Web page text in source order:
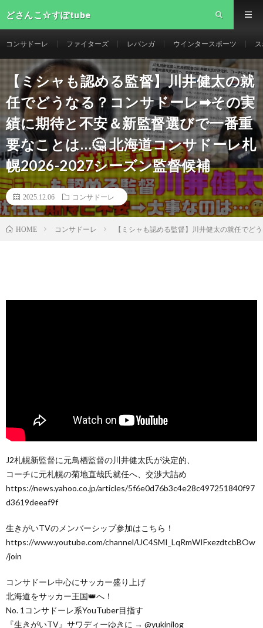
どさんこ☆すぽtube
コンサドーレ ファイターズ レバンガ ウインタースポーツ
【ミシャも認める監督】川井健太の就
任でどうなる？コンサドーレ➡︎その実
績に期待と不安＆新監督選びで一番重
要なことは…🤔 北海道コンサドーレ札
幌2026-2027シーズン監督候補
2025.12.06 コンサドーレ
HOME コンサドーレ 【ミシャも認める監督】川井健太の就任で
J2札幌新監督に元鳥栖監督の川井健太氏が決定的、
コーチに元札幌の菊地直哉氏就任へ、交渉大詰め
https://news.yahoo.co.jp/articles/5f6e0d76b3c4e28c497251840f97
d3619deeaf9f
生きがいTVのメンバーシップ参加はこちら！
https://www.youtube.com/channel/UC4SMI_LqRmWIFxezdtcbBOw
/join
コンサドーレ中心にサッカー盛り上げ
北海道をサッカー王国👑へ！
No. 1コンサドーレ系YouTuber目指す
『生きがいTV』サワディーゆきに → @yukinilog